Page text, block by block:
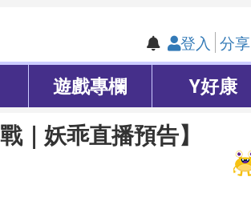
登入 分享
遊戲專欄 Y好康
｜妖乖直播預告】